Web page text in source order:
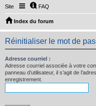
Site FAQ
Index du forum
Réinitialiser le mot de
Adresse courriel :
Adresse courriel associée à votre
panneau d’utilisateur, il s’agit de
enregistrement.